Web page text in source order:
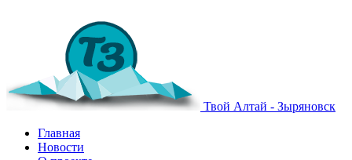
Твой Алтай - Зыряновск
Главная
Новости